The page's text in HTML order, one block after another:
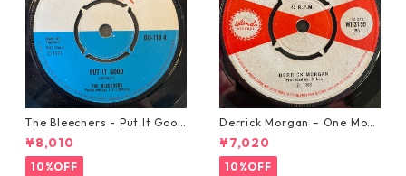
The Bleechers - Put It Good
【7-21637】
¥8,010
10%OFF
Derrick Morgan – One Morn
ing In May【7-21653】
¥7,020
10%OFF